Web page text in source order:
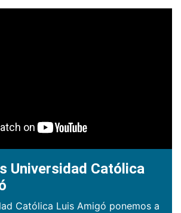
Universidad Católica
Católica Luis Amigó ponemos a